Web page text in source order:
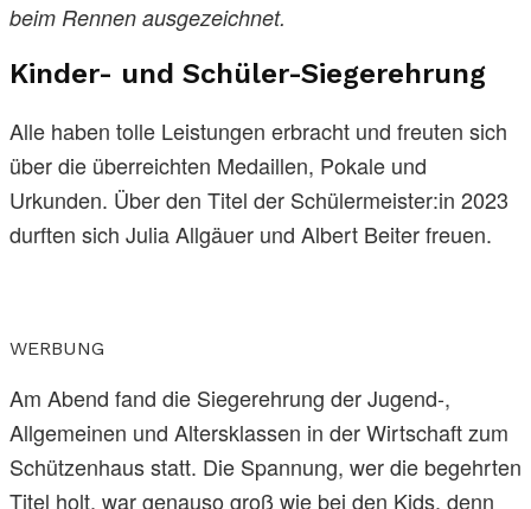
beim Rennen ausgezeichnet.
Kinder- und Schüler-Siegerehrung
Alle haben tolle Leistungen erbracht und freuten sich
über die überreichten Medaillen, Pokale und
Urkunden. Über den Titel der Schülermeister:in 2023
durften sich Julia Allgäuer und Albert Beiter freuen.
WERBUNG
Am Abend fand die Siegerehrung der Jugend-,
Allgemeinen und Altersklassen in der Wirtschaft zum
Schützenhaus statt. Die Spannung, wer die begehrten
Titel holt, war genauso groß wie bei den Kids, denn